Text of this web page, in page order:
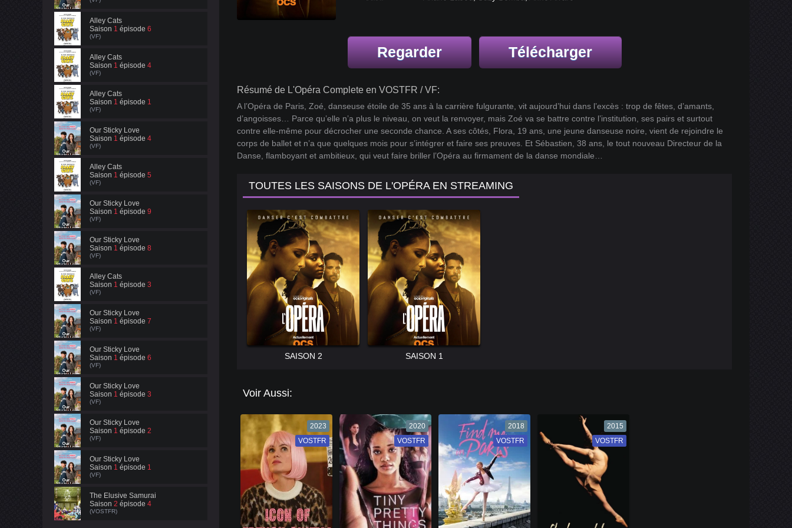
Alley Cats
Saison 1 épisode 6
(VF)
Alley Cats
Saison 1 épisode 4
(VF)
Alley Cats
Saison 1 épisode 1
(VF)
Our Sticky Love
Saison 1 épisode 4
(VF)
Alley Cats
Saison 1 épisode 5
(VF)
Our Sticky Love
Saison 1 épisode 9
(VF)
Our Sticky Love
Saison 1 épisode 8
(VF)
Alley Cats
Saison 1 épisode 3
(VF)
Our Sticky Love
Saison 1 épisode 7
(VF)
Our Sticky Love
Saison 1 épisode 6
(VF)
Our Sticky Love
Saison 1 épisode 3
(VF)
Our Sticky Love
Saison 1 épisode 2
(VF)
Our Sticky Love
Saison 1 épisode 1
(VF)
The Elusive Samurai
Saison 2 épisode 4
(VOSTFR)
Regarder Télécharger
Résumé de L'Opéra Complete en VOSTFR / VF:
A l’Opéra de Paris, Zoé, danseuse étoile de 35 ans à la carrière fulgurante, vit aujourd’hui dans l’excès : trop de fêtes, d’amants,
d’angoisses… Parce qu’elle n’a plus le niveau, on veut la renvoyer, mais Zoé va se battre contre l’institution, ses pairs et surtout
contre elle-même pour décrocher une seconde chance. A ses côtés, Flora, 19 ans, une jeune danseuse noire, vient de rejoindre le
corps de ballet et n’a que quelques mois pour s’intégrer et faire ses preuves. Et Sébastien, 38 ans, le tout nouveau Directeur de la
Danse, flamboyant et ambitieux, qui veut faire briller l’Opéra au firmament de la danse mondiale…
TOUTES LES SAISONS DE L'OPÉRA EN STREAMING
SAISON 2 SAISON 1
Voir Aussi:
2023
VF
VOSTFR
2020
VF
VOSTFR
2018
VF
VOSTFR
2015
VF
VOSTFR